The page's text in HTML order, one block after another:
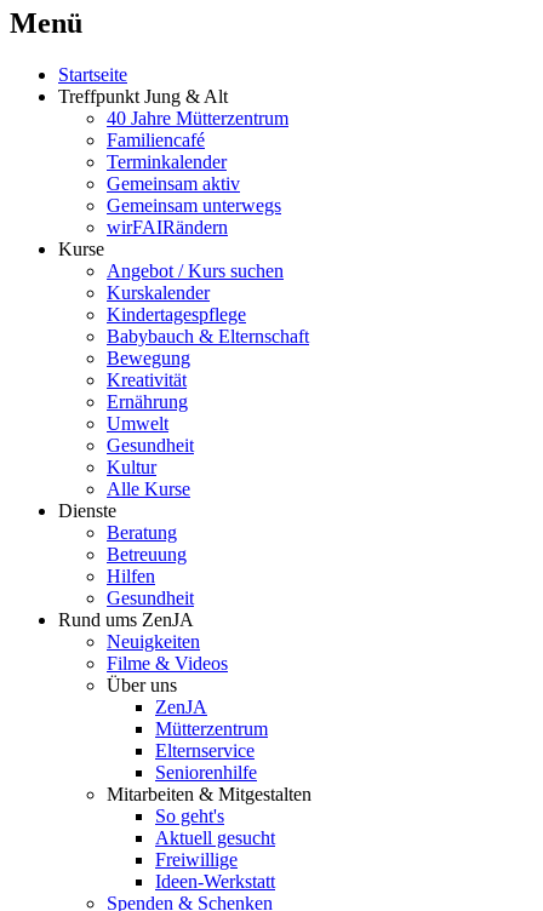
Menü
Startseite
Treffpunkt Jung & Alt
40 Jahre Mütterzentrum
Familiencafé
Terminkalender
Gemeinsam aktiv
Gemeinsam unterwegs
wirFAIRändern
Kurse
Angebot / Kurs suchen
Kurskalender
Kindertagespflege
Babybauch & Elternschaft
Bewegung
Kreativität
Ernährung
Umwelt
Gesundheit
Kultur
Alle Kurse
Dienste
Beratung
Betreuung
Hilfen
Gesundheit
Rund ums ZenJA
Neuigkeiten
Filme & Videos
Über uns
ZenJA
Mütterzentrum
Elternservice
Seniorenhilfe
Mitarbeiten & Mitgestalten
So geht's
Aktuell gesucht
Freiwillige
Ideen-Werkstatt
Spenden & Schenken